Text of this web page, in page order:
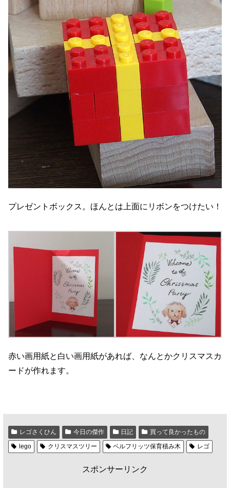
プレゼントボックス。ほんとは上面にリボンをつけたい！
赤い画用紙と白い画用紙があれば、なんとかクリスマスカ
ードが作れます。
レゴさくひん 今日の傑作 日記
買って良かったもの
lego
クリスマスツリー ベルフリッツ保育積み木 レゴ
スポンサーリンク